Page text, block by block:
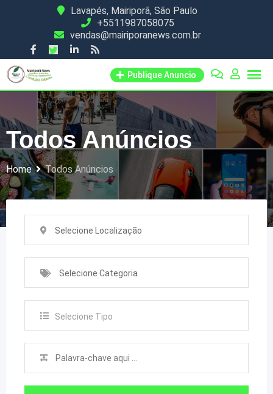
content
Lavapés, Mairiporã, São Paulo
+5511987058075
vendas@mairiporanews.com.br
Publique Anuncio
Todos Anúncios
Home Todos Anúncios
Selecione Localização
Selecione Categoria
Selecione Tipo